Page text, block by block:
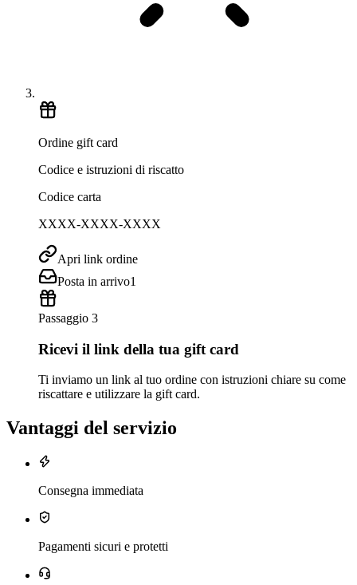
Ordine gift card
Codice e istruzioni di riscatto
Codice carta
XXXX-XXXX-XXXX
Apri link ordine
Posta in arrivo1
Passaggio 3
Ricevi il link della tua gift card
Ti inviamo un link al tuo ordine con istruzioni chiare su come
riscattare e utilizzare la gift card.
Vantaggi del servizio
Consegna immediata
Pagamenti sicuri e protetti